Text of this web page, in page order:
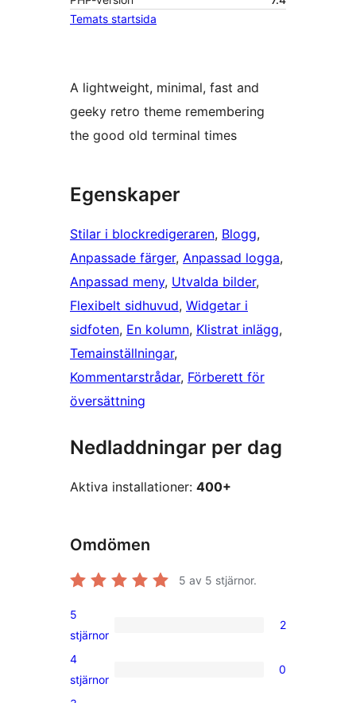
Temats startsida
A lightweight, minimal, fast and
geeky retro theme remembering
the good old terminal times
Egenskaper
Stilar i blockredigeraren, Blogg
Anpassade färger, Anpassad logga
Anpassad meny, Utvalda bilder
Flexibelt sidhuvud, Widgetar i
sidfoten, En kolumn, Klistrat inlägg
Temainställningar
Kommentarstrådar, Förberett för
översättning
Nedladdningar per dag
Aktiva installationer: 400+
Omdömen
5 av 5 stjärnor.
2
5-
stjärniga
5
stjärnor
2
0
4-
4
stjärnor
0